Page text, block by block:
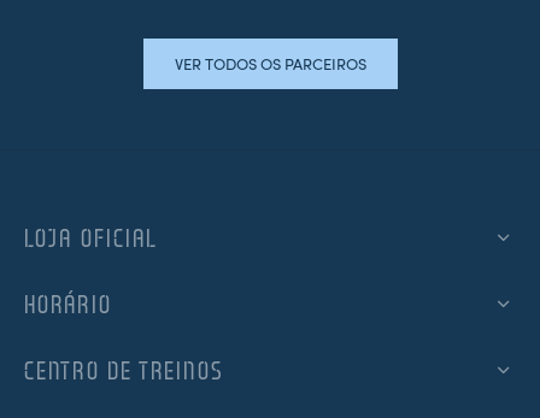
VER TODOS OS PARCEIROS
LOJA OFICIAL
HORÁRIO
CENTRO DE TREINOS